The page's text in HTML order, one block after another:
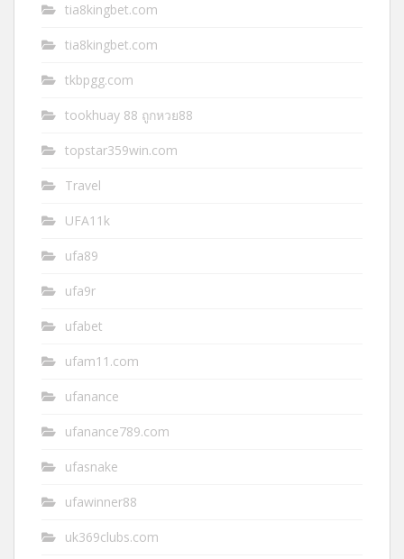
tia8kingbet.com
tia8kingbet.com
tkbpgg.com
tookhuay 88 ถูกหวย88
topstar359win.com
Travel
UFA11k
ufa89
ufa9r
ufabet
ufam11.com
ufanance
ufanance789.com
ufasnake
ufawinner88
uk369clubs.com